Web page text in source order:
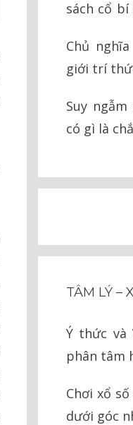
sách cổ bí
Chủ
giới trí
Suy
có gì là
TÂM LÝ –
Ý thức và
phân tâm
Chơi xổ
dưới góc